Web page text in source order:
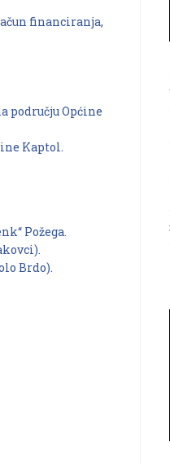
financiranja,
području Općine
Kaptol.
Požega.
Brdo).